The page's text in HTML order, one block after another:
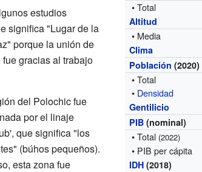
• Total
Altitud
• Media
Clima
Población (2020)
• Total
• Densidad
Gentilicio
PIB (nominal)
• Total (2022)
• PIB per cápita
IDH (2018)
estudios
significa "Lugar de la
porque la unión de
gracias al trabajo
del Polochic fue
por el linaje
que significa "los
(búhos pequeños).
esta zona fue